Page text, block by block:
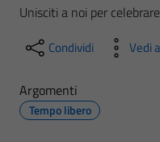
Unisciti a noi per
Condividi Vedi
Argomenti
Tempo libero